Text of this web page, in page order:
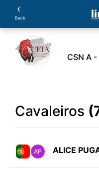
‹
Back
CSN A
Cavaleiros
AP ALICE